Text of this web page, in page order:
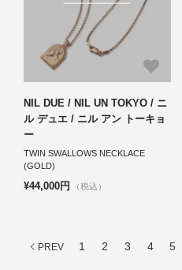
NIL DUE / NIL UN TOKYO / ニ
ル デュエ / ニル アン トーキョ
ー
TWIN SWALLOWS NECKLACE
(GOLD)
¥44,000円 （税込）
PREV 1 2 3 4 5